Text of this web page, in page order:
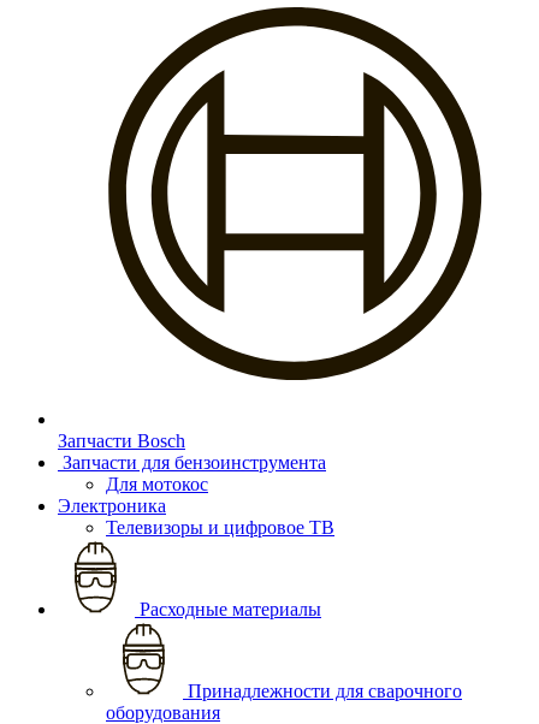
Запчасти Bosch
Запчасти для бензоинструмента
Для мотокос
Электроника
Телевизоры и цифровое ТВ
Расходные материалы
Принадлежности для сварочного
оборудования